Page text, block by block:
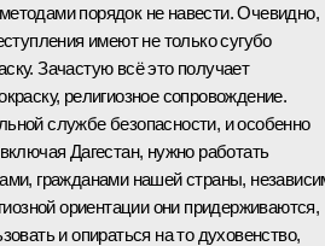
порядок не навести. Очевидно,
имеют не только сугубо
Зачастую всё это получает
религиозное сопровождение.
службе безопасности, и особенно
Дагестан, нужно работать
гражданами нашей страны,
ориентации они придерживаются,
и опираться на то духовенство,